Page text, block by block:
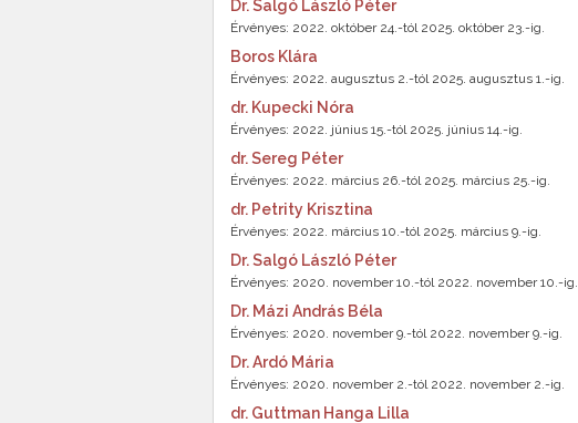
Dr. Salgó László Péter
Érvényes: 2022. október 24.-tól 2025. október 23.-ig.
Boros Klára
Érvényes: 2022. augusztus 2.-tól 2025. augusztus 1.-ig.
dr. Kupecki Nóra
Érvényes: 2022. június 15.-tól 2025. június 14.-ig.
dr. Sereg Péter
Érvényes: 2022. március 26.-tól 2025. március 25.-ig.
dr. Petrity Krisztina
Érvényes: 2022. március 10.-tól 2025. március 9.-ig.
Dr. Salgó László Péter
Érvényes: 2020. november 10.-tól 2022. november 10.-ig.
Dr. Mázi András Béla
Érvényes: 2020. november 9.-tól 2022. november 9.-ig.
Dr. Ardó Mária
Érvényes: 2020. november 2.-tól 2022. november 2.-ig.
dr. Guttman Hanga Lilla